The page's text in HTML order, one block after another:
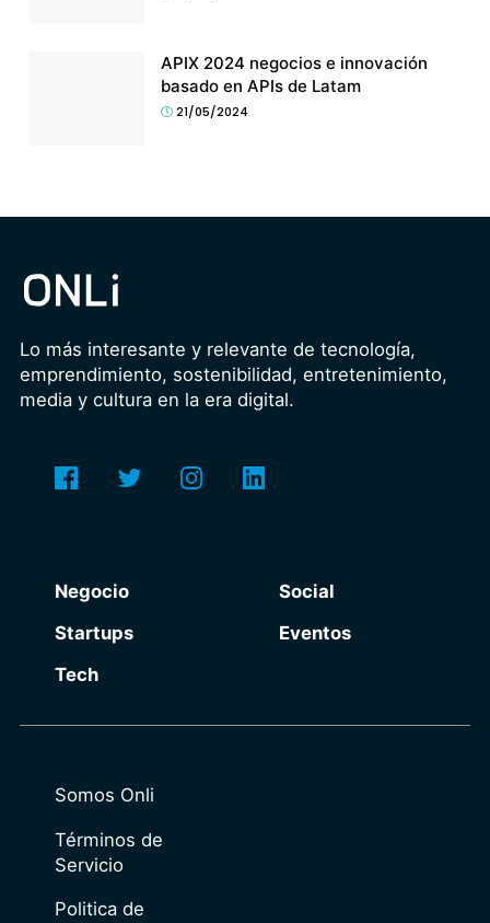
APIX 2024 negocios e innovación
basado en APIs de Latam
21/05/2024
Lo más interesante y relevante de tecnología,
emprendimiento, sostenibilidad, entretenimiento,
media y cultura en la era digital.
Negocio
Startups
Tech
Social
Eventos
Somos Onli
Términos de
Servicio
Politica de